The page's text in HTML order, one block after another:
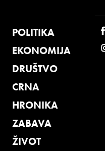
POLITIKA
EKONOMIJA
DRUŠTVO
CRNA
HRONIKA
ZABAVA
ŽIVOT